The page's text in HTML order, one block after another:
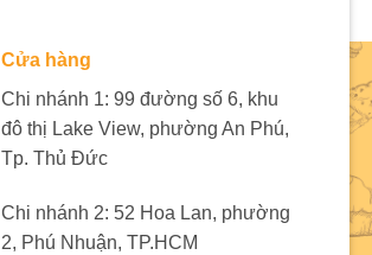
Cửa hàng
Chi nhánh 1: 99 đường số 6, khu
đô thị Lake View, phường An Phú,
Tp. Thủ Đức
Chi nhánh 2: 52 Hoa Lan, phường
2, Phú Nhuận, TP.HCM